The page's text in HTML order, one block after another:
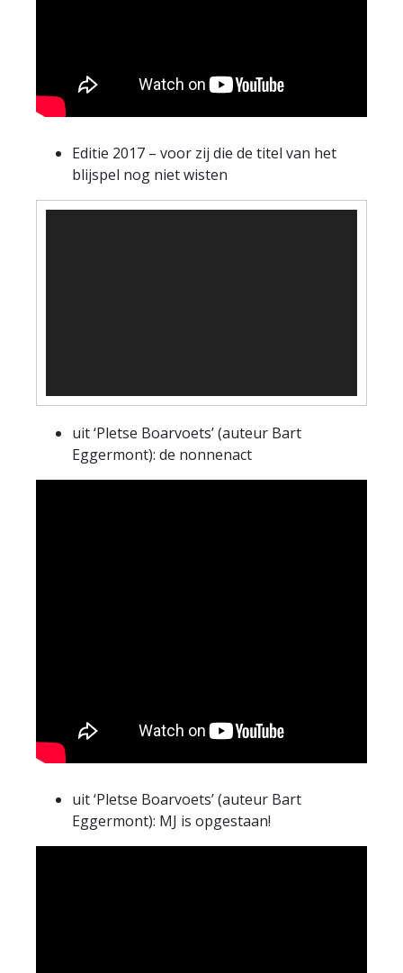
Editie 2017 – voor zij die de titel van het
blijspel nog niet wisten
uit ‘Pletse Boarvoets’ (auteur Bart
Eggermont): de nonnenact
uit ‘Pletse Boarvoets’ (auteur Bart
Eggermont): MJ is opgestaan!